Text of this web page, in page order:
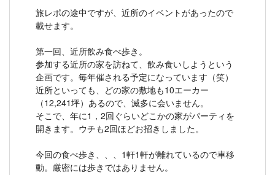
旅レポの途中ですが、近所のイベントがあったので
載せます。
第一回、近所飲み食べ歩き。
参加する近所の家を訪ねて、飲み食いしようという
企画です。毎年催される予定になっています（笑）
近所といっても、どの家の敷地も10エーカー
（12,241坪）あるので、滅多に会いません。
そこで、年に1，2回ぐらいどこかの家がパーティを
開きます。ウチも2回ほどお招きしました。
今回の食べ歩き、、、1軒1軒が離れているので車移
動。厳密には歩きではありません。